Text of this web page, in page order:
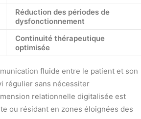
Réduction des périodes de
dysfonctionnement
Continuité thérapeutique
optimisée
fluide entre le patient et son
régulier sans nécessiter
relationnelle digitalisée est
ou résidant en zones éloignées des